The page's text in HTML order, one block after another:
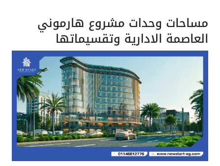
مساحات وحدات مشروع هارموني
العاصمة الادارية وتقسيماتها